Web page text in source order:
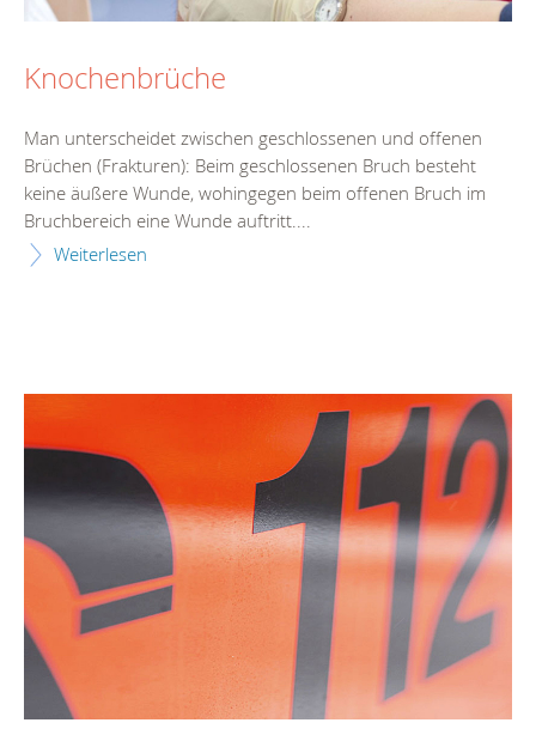
Knochenbrüche
Man unterscheidet zwischen geschlossenen und offenen
Brüchen (Frakturen): Beim geschlossenen Bruch besteht
keine äußere Wunde, wohingegen beim offenen Bruch im
Bruchbereich eine Wunde auftritt....
Weiterlesen